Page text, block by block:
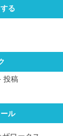
る
投稿
ル